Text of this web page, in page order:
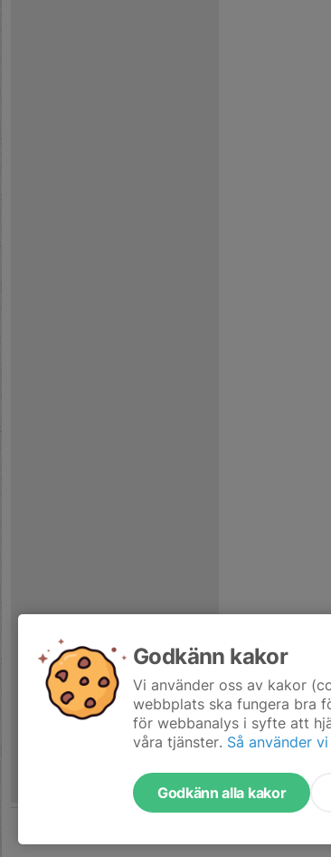
Godkänn kakor
Vi använder oss av kakor
webbplats ska fungera bra
för webbanalys i syfte att
våra tjänster. Så använder
Godkänn alla kakor